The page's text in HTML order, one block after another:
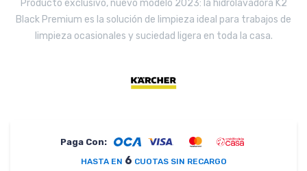
Producto exclusivo, nuevo modelo 2023: la hidrolavadora K2
Black Premium es la solución de limpieza ideal para trabajos de
limpieza ocasionales y suciedad ligera en toda la casa.
Paga Con:
HASTA EN 6 CUOTAS SIN RECARGO
Bebés y Niños